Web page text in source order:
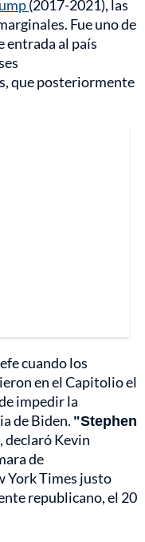
(2017-2021), las
Fue uno de
entrada al país
que posteriormente
cuando los
en el Capitolio el
impedir la
de Biden. "Stephen
, declaró Kevin
de
York Times justo
republicano, el 20